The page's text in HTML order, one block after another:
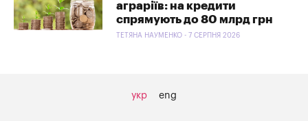
аграріїв: на кредити
спрямують до 80 млрд грн
ТЕТЯНА НАУМЕНКО - 7 СЕРПНЯ 2026
укр eng